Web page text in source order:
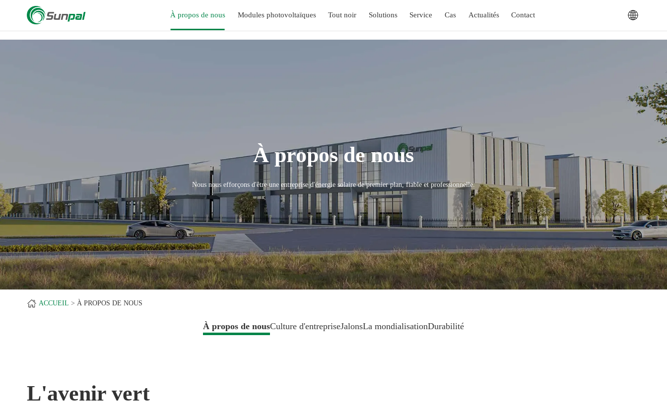
À propos de nous Modules photovoltaïques Tout noir Solutions Service Cas Actualités Contact
À propos de nous
Nous nous efforçons d'être une entreprise d'énergie solaire de premier plan, fiable et professionnelle.
ACCUEIL À PROPOS DE NOUS
À propos de nousCulture d'entrepriseJalonsLa mondialisationDurabilité
L'avenir vert